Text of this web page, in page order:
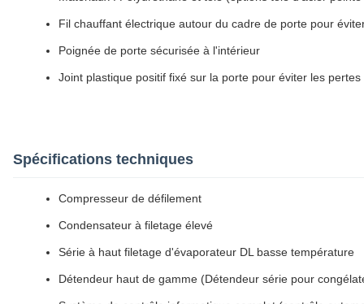
Fil chauffant électrique autour du cadre de porte pour
Poignée de porte sécurisée à l'intérieur
Joint plastique positif fixé sur la porte pour éviter les
Spécifications techniques
Compresseur de défilement
Condensateur à filetage élevé
Série à haut filetage d'évaporateur DL basse température
Détendeur haut de gamme (Détendeur série pour